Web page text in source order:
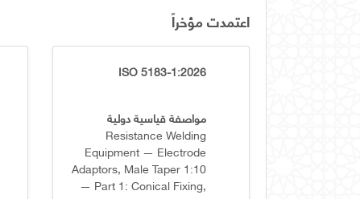
اعتمدت مؤخراً
ISO 5183-1:2026
مواصفة قياسية دولية
Resistance Welding
Equipment — Electrode
Adaptors, Male Taper 1:10
— Part 1: Conical Fixing,